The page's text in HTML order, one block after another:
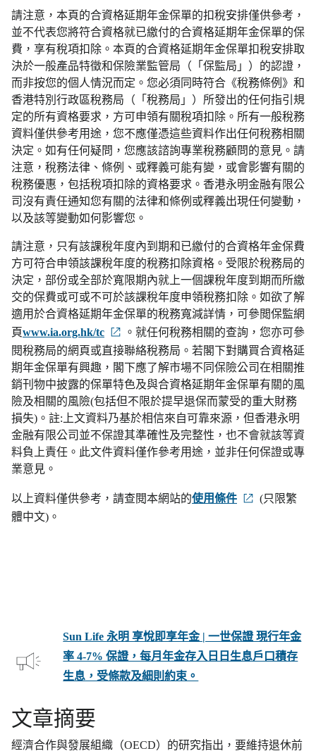
請注意，本頁的合資格延期年金保單的扣稅安排僅供參考，
並不代表您將符合資格就已繳付的合資格延期年金保單的保
費，享有稅項扣除。本頁的合資格延期年金保單扣稅安排取
決於一般產品特徵和保險業監管局（「保監局」）的認證，
而非按您的個人情況而定。您必須同時符合《稅務條例》和
香港特別行政區稅務局（「稅務局」）所發出的任何指引規
定的所有資格要求，方可申領有關稅項扣除。所有一般稅務
資料僅供參考用途，您不應僅憑這些資料作出任何稅務相關
決定。如有任何疑問，您應該諮詢專業稅務顧問的意見。請
注意，稅務法律、條例、或釋義可能有變，或會影響有關的
稅務優惠，包括稅項扣除的資格要求。香港永明金融有限公
司沒有責任通知您有關的法律和條例或釋義出現任何變動，
以及該等變動如何影響您。
請注意，只有該課稅年度內到期和已繳付的合資格年金保費
方可符合申領該課稅年度的稅務扣除資格。受限於稅務局的
決定，部份或全部於寬限期內就上一個課稅年度到期而所繳
交的保費或可或不可於該課稅年度申領稅務扣除。如欲了解
適用於合資格延期年金保單的稅務寬減詳情，可參閲保監網
頁www.ia.org.hk/tc
。就任何稅務相關的查詢，您亦可參
閱稅務局的網頁或直接聯絡稅務局。若閣下對購買合資格延
期年金保單有興趣，閣下應了解市場不同保險公司在相關推
銷刊物中披露的保單特色及與合資格延期年金保單有關的風
險及相關的風險(包括但不限於提早退保而蒙受的重大財務
損失)。註:上文資料乃基於相信來自可靠來源，但香港永明
金融有限公司並不保證其準確性及完整性，也不會就該等資
料負上責任。此文件資料僅作參考用途，並非任何保證或專
業意見。
以上資料僅供參考，請查閱本網站的使用條件
(只限繁
體中文)。
Sun Life 永明 享悅即享年金 | 一世保證 現行年金
率 4-7% 保證，每月年金存入日日生息戶口積存
生息，受條款及細則約束。
文章摘要
經濟合作與發展組織（OECD）的研究指出，要維持退休前